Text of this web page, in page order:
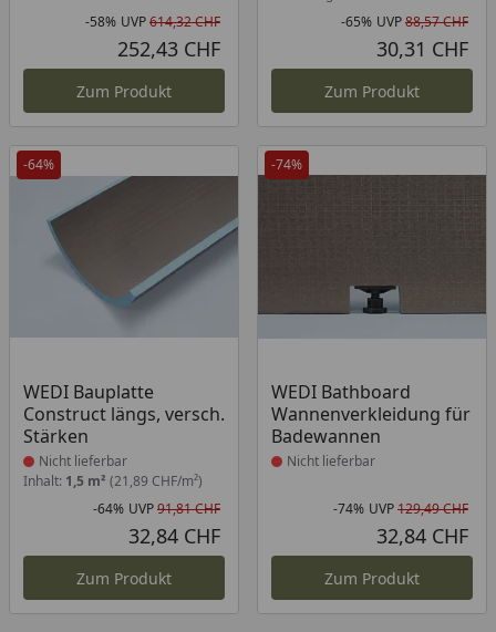
Rabatt in Prozent
-58%
Ursprünglicher Preis
UVP614,32 CHF
252,43 CHF
Zum Produkt
-65% UVP88,57 CHF
30,31 CHF
Zum Produkt
-64%
WEDI Bauplatte
Construct längs, versch.
Stärken
Produkt nicht lieferbar
Nicht lieferbar
Inhalt: 1,5 m² (21,89 CHF/m²)
Rabatt in Prozent
-64%
Ursprünglicher Preis
UVP91,81 CHF
32,84 CHF
Zum Produkt
-74%
WEDI Bathboard
Wannenverkleidung für
Badewannen
Produkt nicht lieferbar
Nicht lieferbar
-74% UVP129,49 CHF
32,84 CHF
Zum Produkt